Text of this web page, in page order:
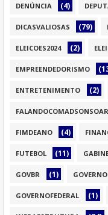
DENÚNCIA (4)
DICASVALIOSAS (79)
ELEICOES2024 (2)
EMPREENDEDORISMO
ENTRETENIMENTO (2)
FIMDEANO (4)
FUTEBOL (11)
GOVBR (1)
GOVERNOFEDERAL (1)